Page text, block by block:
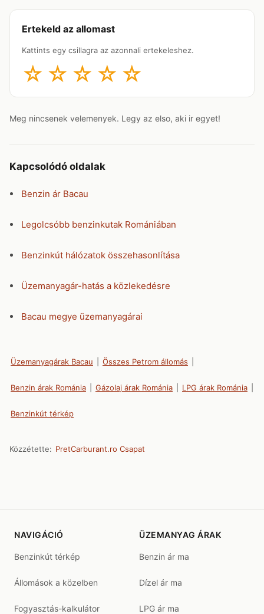
Ertekeld az allomast
Kattints egy csillagra az azonnali ertekeleshez.
☆ ☆ ☆ ☆ ☆
Meg nincsenek velemenyek. Legy az elso, aki ir egyet!
Kapcsolódó oldalak
Benzin ár Bacau
Legolcsóbb benzinkutak Romániában
Benzinkút hálózatok összehasonlítása
Üzemanyagár-hatás a közlekedésre
Bacau megye üzemanyagárai
Üzemanyagárak Bacau Összes Petrom állomás
Benzin árak Románia Gázolaj árak Románia LPG árak Románia
Benzinkút térkép
Közzétette: PretCarburant.ro Csapat
NAVIGÁCIÓ
Benzinkút térkép
Állomások a közelben
Fogyasztás-kalkulátor
ÜZEMANYAG ÁRAK
Benzin ár ma
Dízel ár ma
LPG ár ma